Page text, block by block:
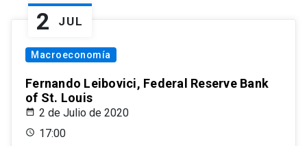
2 JUL
Macroeconomía
Fernando Leibovici, Federal Reserve Bank
of St. Louis
2 de Julio de 2020
17:00